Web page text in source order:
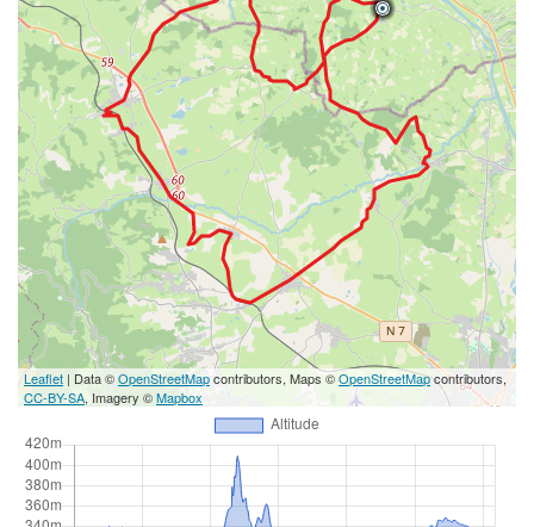
Leaflet | Data ©OpenStreetMapcontributors, Maps ©OpenStreetMapcontributors,
CC-BY-SA, Imagery ©Mapbox